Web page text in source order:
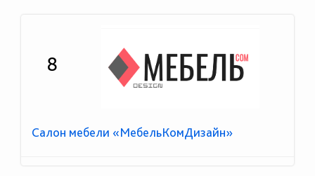
8
Салон мебели «МебельКомДизайн»